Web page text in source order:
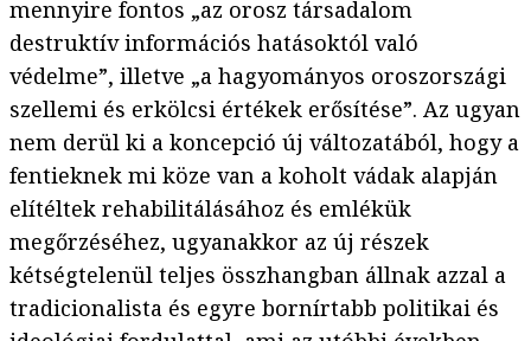
mennyire fontos „az orosz társadalom
destruktív információs hatásoktól való
védelme”, illetve „a hagyományos oroszországi
szellemi és erkölcsi értékek erősítése”. Az ugyan
nem derül ki a koncepció új változatából, hogy a
fentieknek mi köze van a koholt vádak alapján
elítéltek rehabilitálásához és emlékük
megőrzéséhez, ugyanakkor az új részek
kétségtelenül teljes összhangban állnak azzal a
tradicionalista és egyre bornírtabb politikai és